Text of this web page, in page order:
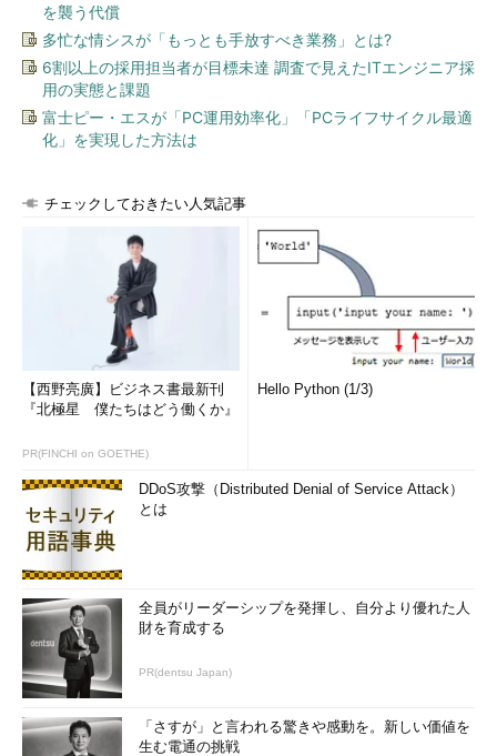
を襲う代償
多忙な情シスが「もっとも手放すべき業務」とは?
6割以上の採用担当者が目標未達 調査で見えたITエンジニア採
用の実態と課題
富士ピー・エスが「PC運用効率化」「PCライフサイクル最適
化」を実現した方法は
チェックしておきたい人気記事
【西野亮廣】ビジネス書最新刊
『北極星 僕たちはどう働くか』
PR(FINCHI on GOETHE)
Hello Python (1/3)
DDoS攻撃（Distributed Denial of Service Attack）
とは
全員がリーダーシップを発揮し、自分より優れた人
財を育成する
PR(dentsu Japan)
「さすが」と言われる驚きや感動を。新しい価値を
生む電通の挑戦